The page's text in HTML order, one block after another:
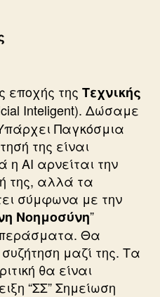
εποχής της Τεχνικής
Inteligent). Δώσαμε
Παγκόσμια
της είναι
ΑΙ αρνείται την
της, αλλά τα
σύμφωνα με την
Νοημοσύνη”
Θα
μαζί της. Τα
θα είναι
“ΣΣ” Σημείωση